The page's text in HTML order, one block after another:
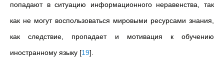
попадают в ситуацию информационного неравенства, так
как не могут воспользоваться мировыми ресурсами знания,
как следствие, пропадает и мотивация к обучению
иностранному языку [19]